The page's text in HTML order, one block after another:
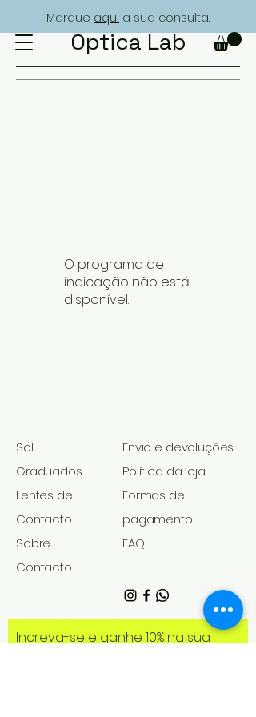
Marque aqui a sua consulta.
Optica Lab
O programa de
indicação não está
disponível.
Sol
Graduados​
Lentes de
Contacto
Sobre
Contacto
Envio e devoluções
Política da loja
Formas de
pagamento
FAQ
Increva-se e ganhe 10% na sua